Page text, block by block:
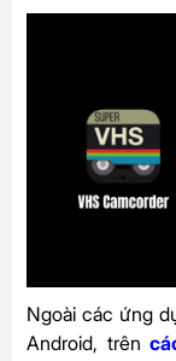
Ngoài các ứng
Android, trên